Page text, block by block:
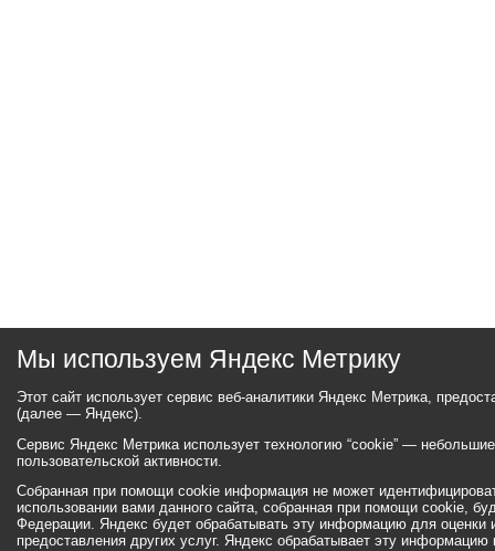
Мы используем Яндекс Метрику
Этот сайт использует сервис веб-аналитики Яндекс Метрика,
(далее — Яндекс).
Сервис Яндекс Метрика использует технологию “cookie” —
пользовательской активности.
Собранная при помощи cookie информация не может
использовании вами данного сайта, собранная при помощи cookie,
Федерации. Яндекс будет обрабатывать эту информацию для оценки
предоставления других услуг. Яндекс обрабатывает эту